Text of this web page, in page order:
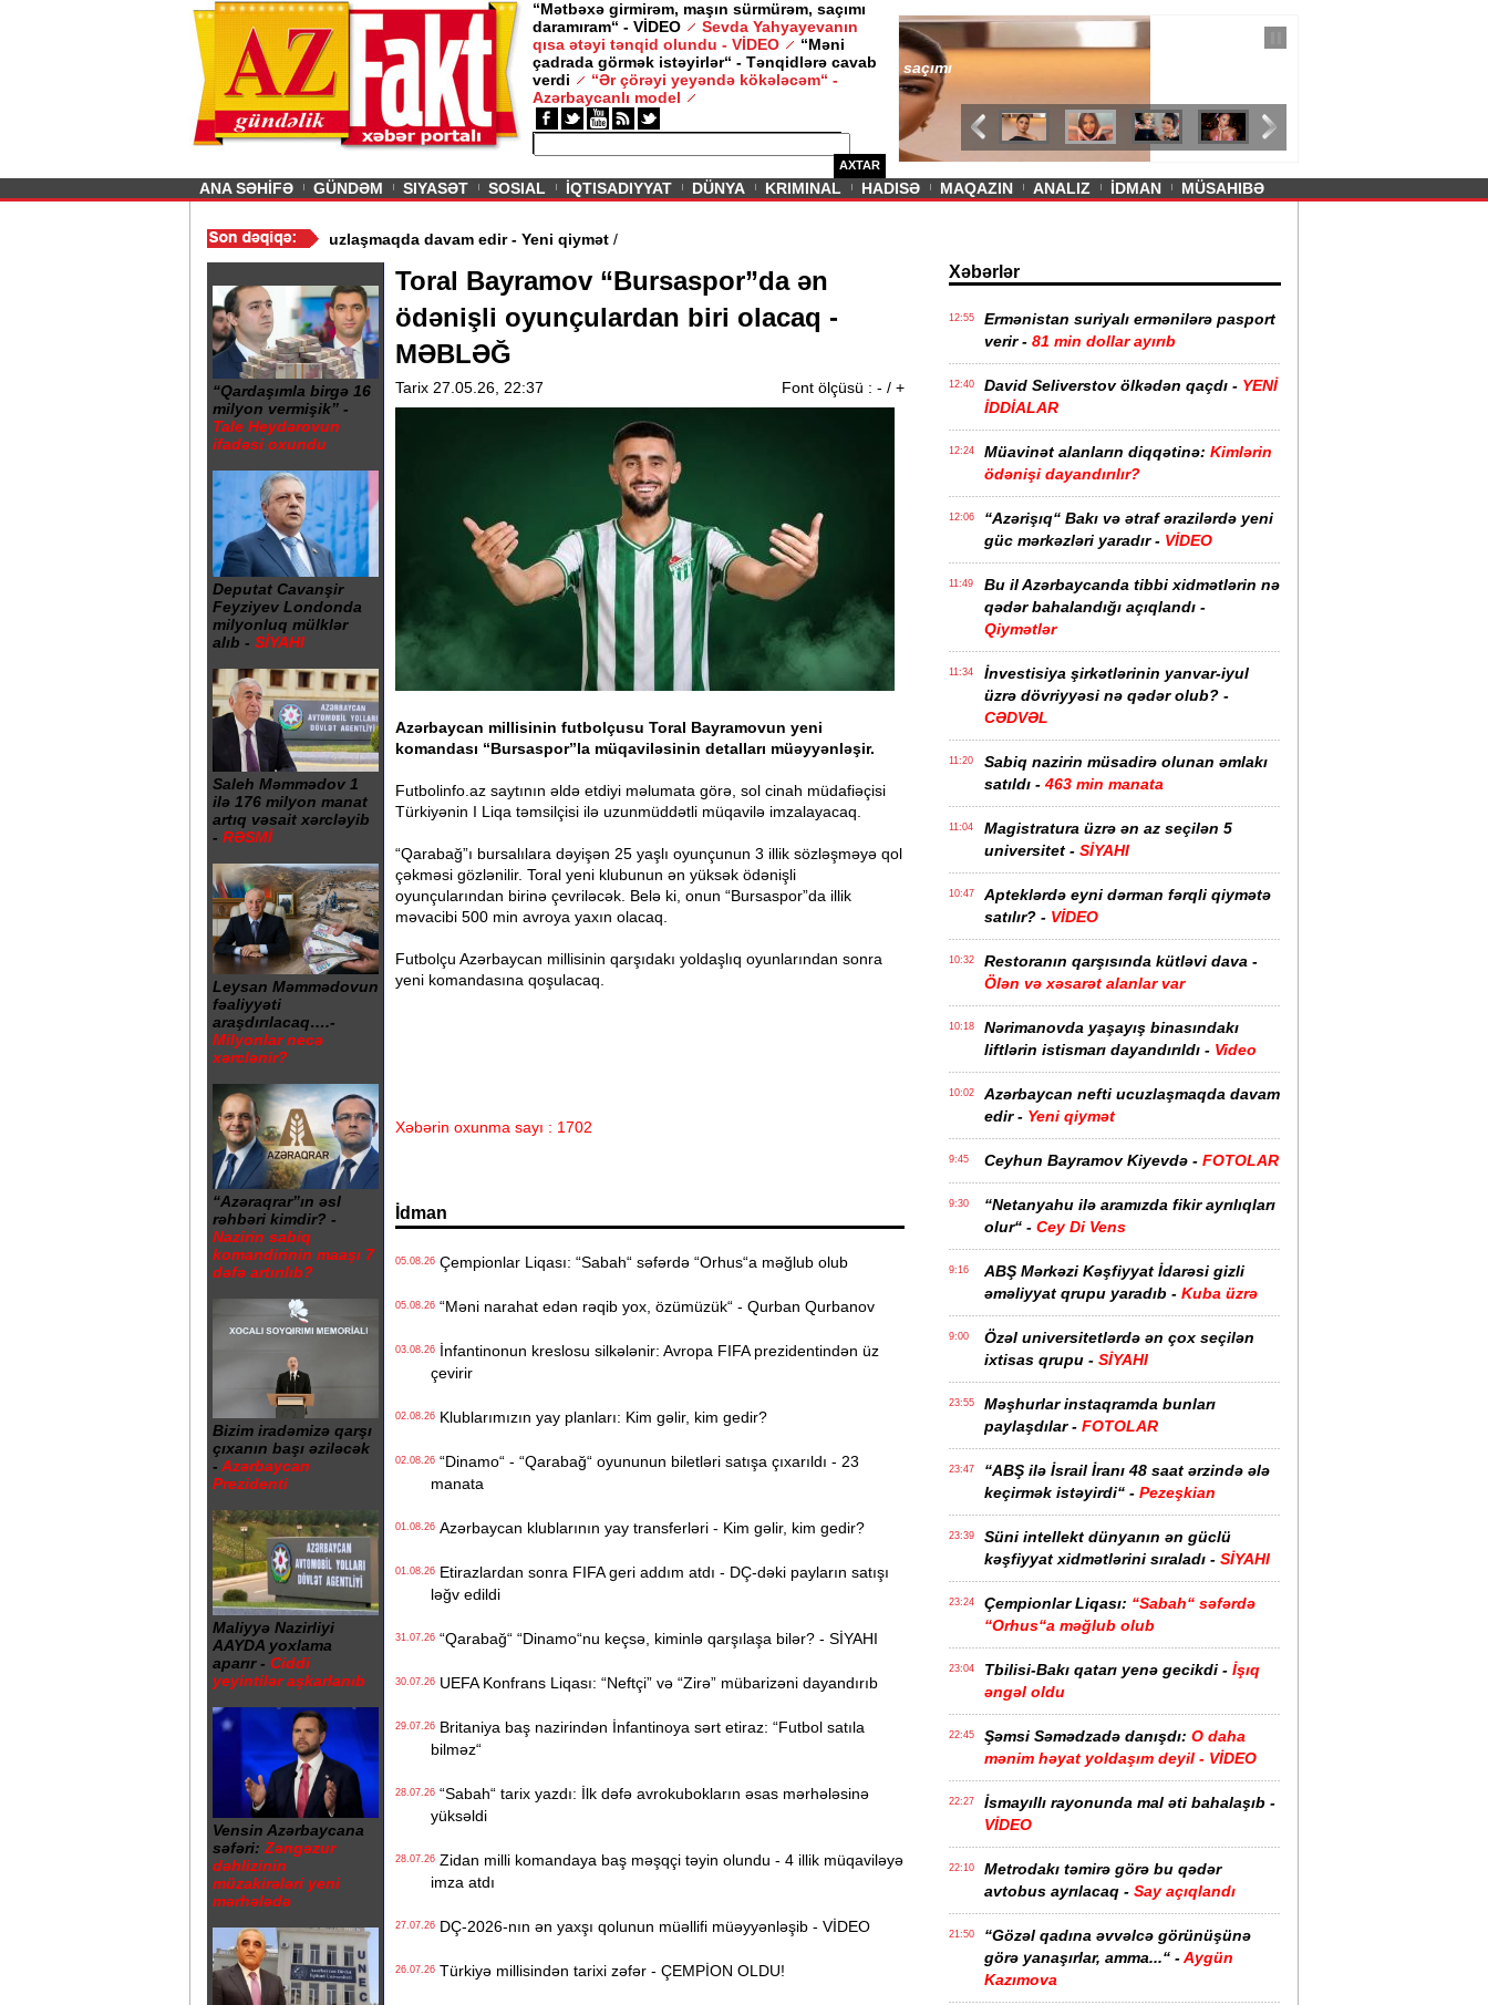
“Mətbəxə girmirəm, maşın sürmürəm, saçımı
daramıram“ - VİDEO
Sevda Yahyayevanın
qısa ətəyi tənqid olundu - VİDEO
“Məni
çadrada görmək istəyirlər“ - Tənqidlərə cavab
verdi
“Ər çörəyi yeyəndə kökələcəm“ -
Azərbaycanlı model
AXTAR
/ MAQAZIN /
— 11 İyul 2026
Sevda Yahyayevanın qısa ətəyi tənqid olundu -
VİDEO
Previous
ANA SƏHİFƏ GÜNDƏM SIYASƏT SOSIAL İQTISADIYYAT DÜNYA KRIMINAL HADISƏ MAQAZIN ANALIZ İDMAN MÜSAHIBƏ
dayandırıldı - Video/Azərbaycan nefti ucuzlaşmaqda davam edir - Yeni qiymət
“Qardaşımla birgə 16
milyon vermişik” -
Tale Heydərovun
ifadəsi oxundu
Deputat Cavanşir
Feyziyev Londonda
milyonluq mülklər
alıb - SİYAHI
Saleh Məmmədov 1
ilə 176 milyon manat
artıq vəsait xərcləyib
- RƏSMİ
Leysan Məmmədovun
fəaliyyəti
araşdırılacaq….-
Milyonlar necə
xərclənir?
“Azəraqrar”ın əsl
rəhbəri kimdir? -
Nazirin sabiq
komandirinin maaşı 7
dəfə artırılıb?
Bizim iradəmizə qarşı
çıxanın başı əziləcək
- Azərbaycan
Prezidenti
Maliyyə Nazirliyi
AAYDA yoxlama
aparır - Ciddi
yeyintilər aşkarlanıb
Vensin Azərbaycana
səfəri: Zəngəzur
dəhlizinin
müzakirələri yeni
mərhələdə
Toral Bayramov “Bursaspor”da ən
ödənişli oyunçulardan biri olacaq -
MƏBLƏĞ
Tarix 27.05.26, 22:37 Font ölçüsü : - / +
Azərbaycan millisinin futbolçusu Toral Bayramovun yeni
komandası “Bursaspor”la müqaviləsinin detalları müəyyənləşir.
Futbolinfo.az saytının əldə etdiyi məlumata görə, sol cinah müdafiəçisi
Türkiyənin I Liqa təmsilçisi ilə uzunmüddətli müqavilə imzalayacaq.
“Qarabağ”ı bursalılara dəyişən 25 yaşlı oyunçunun 3 illik sözləşməyə qol
çəkməsi gözlənilir. Toral yeni klubunun ən yüksək ödənişli
oyunçularından birinə çevriləcək. Belə ki, onun “Bursaspor”da illik
məvacibi 500 min avroya yaxın olacaq.
Futbolçu Azərbaycan millisinin qarşıdakı yoldaşlıq oyunlarından sonra
yeni komandasına qoşulacaq.
Xəbərin oxunma sayı : 1702
İdman
05.08.26Çempionlar Liqası: “Sabah“ səfərdə “Orhus“a məğlub olub
05.08.26“Məni narahat edən rəqib yox, özümüzük“ - Qurban Qurbanov
03.08.26İnfantinonun kreslosu silkələnir: Avropa FIFA prezidentindən üz
çevirir
02.08.26Klublarımızın yay planları: Kim gəlir, kim gedir?
02.08.26“Dinamo“ - “Qarabağ“ oyununun biletləri satışa çıxarıldı - 23
manata
01.08.26Azərbaycan klublarının yay transferləri - Kim gəlir, kim gedir?
01.08.26Etirazlardan sonra FIFA geri addım atdı - DÇ-dəki payların satışı
ləğv edildi
31.07.26“Qarabağ“ “Dinamo“nu keçsə, kiminlə qarşılaşa bilər? - SİYAHI
30.07.26UEFA Konfrans Liqası: “Neftçi” və “Zirə” mübarizəni dayandırıb
29.07.26Britaniya baş nazirindən İnfantinoya sərt etiraz: “Futbol satıla
bilməz“
28.07.26“Sabah“ tarix yazdı: İlk dəfə avrokubokların əsas mərhələsinə
yüksəldi
28.07.26Zidan milli komandaya baş məşqçi təyin olundu - 4 illik müqaviləyə
imza atdı
27.07.26DÇ-2026-nın ən yaxşı qolunun müəllifi müəyyənləşib - VİDEO
26.07.26Türkiyə millisindən tarixi zəfər - ÇEMPİON OLDU!
Xəbərlər
12:55
Ermənistan suriyalı ermənilərə pasport
verir - 81 min dollar ayırıb
12:40 David Seliverstov ölkədən qaçdı - YENİ
İDDİALAR
12:24 Müavinət alanların diqqətinə: Kimlərin
ödənişi dayandırılır?
12:06
“Azərişıq“ Bakı və ətraf ərazilərdə yeni
güc mərkəzləri yaradır - VİDEO
11:49
Bu il Azərbaycanda tibbi xidmətlərin nə
qədər bahalandığı açıqlandı -
Qiymətlər
11:34
İnvestisiya şirkətlərinin yanvar-iyul
üzrə dövriyyəsi nə qədər olub? -
CƏDVƏL
11:20
Sabiq nazirin müsadirə olunan əmlakı
satıldı - 463 min manata
11:04
Magistratura üzrə ən az seçilən 5
universitet - SİYAHI
10:47
Apteklərdə eyni dərman fərqli qiymətə
satılır? - VİDEO
10:32
Restoranın qarşısında kütləvi dava -
Ölən və xəsarət alanlar var
10:18
Nərimanovda yaşayış binasındakı
liftlərin istismarı dayandırıldı - Video
10:02
Azərbaycan nefti ucuzlaşmaqda davam
edir - Yeni qiymət
9:45 Ceyhun Bayramov Kiyevdə - FOTOLAR
9:30
“Netanyahu ilə aramızda fikir ayrılıqları
olur“ - Cey Di Vens
9:16
ABŞ Mərkəzi Kəşfiyyat İdarəsi gizli
əməliyyat qrupu yaradıb - Kuba üzrə
9:00
Özəl universitetlərdə ən çox seçilən
ixtisas qrupu - SİYAHI
23:55
Məşhurlar instaqramda bunları
paylaşdılar - FOTOLAR
23:47
“ABŞ ilə İsrail İranı 48 saat ərzində ələ
keçirmək istəyirdi“ - Pezeşkian
23:39
Süni intellekt dünyanın ən güclü
kəşfiyyat xidmətlərini sıraladı - SİYAHI
23:24 Çempionlar Liqası: “Sabah“ səfərdə
“Orhus“a məğlub olub
23:04 Tbilisi-Bakı qatarı yenə gecikdi - İşıq
əngəl oldu
22:45 Şəmsi Səmədzadə danışdı: O daha
mənim həyat yoldaşım deyil - VİDEO
22:27
İsmayıllı rayonunda mal əti bahalaşıb -
VİDEO
22:10
Metrodakı təmirə görə bu qədər
avtobus ayrılacaq - Say açıqlandı
21:50
“Gözəl qadına əvvəlcə görünüşünə
görə yanaşırlar, amma...“ -Aygün
Kazımova